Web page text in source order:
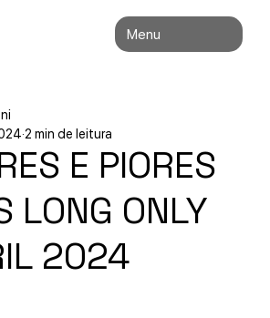
Menu
E PIORES
LONG ONLY
2024
2 min de leitura